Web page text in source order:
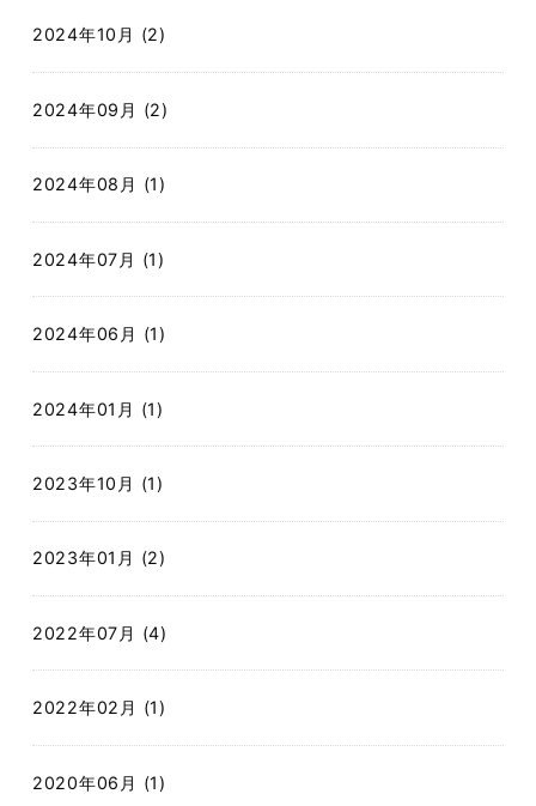
2024年10月 (2)
2024年09月 (2)
2024年08月 (1)
2024年07月 (1)
2024年06月 (1)
2024年01月 (1)
2023年10月 (1)
2023年01月 (2)
2022年07月 (4)
2022年02月 (1)
2020年06月 (1)